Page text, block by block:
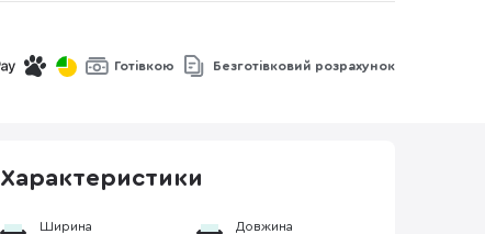
Готівкою Безготівковий розрахунок
Характеристики
Ширина Довжина